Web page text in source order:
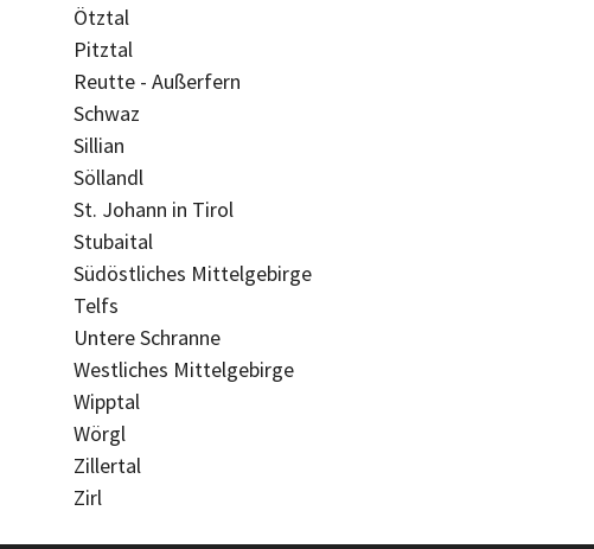
Ötztal
Pitztal
Reutte - Außerfern
Schwaz
Sillian
Söllandl
St. Johann in Tirol
Stubaital
Südöstliches Mittelgebirge
Telfs
Untere Schranne
Westliches Mittelgebirge
Wipptal
Wörgl
Zillertal
Zirl